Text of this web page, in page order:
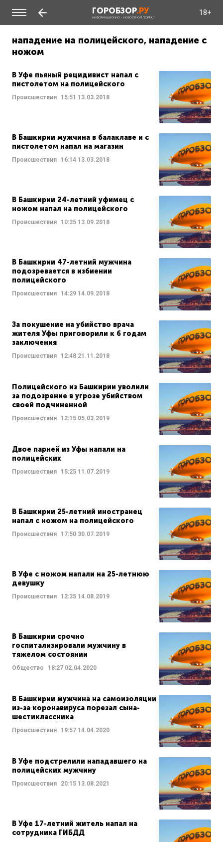
ГОРОБЗОР.РУ
ИНФОРМАЦИОННО - НОВОСТНОЙ ПОРТАЛ
18+
нападение на полицейского, нападение с
ножом
В Уфе пьяный рецидивист напал с
пистолетом на полицейского
Происшествия 15:51 13.03.2018
В Башкирии мужчина в балаклаве и с
пистолетом напал на магазин
Происшествия 16:14 13.03.2018
В Башкирии 24-летний уфимец с
ножом напал на полицейского
Происшествия 10:35 13.09.2018
В Башкирии 47-летний мужчина
подозревается в избиении
полицейского
Происшествия 14:29 14.09.2018
За покушение на убийство врача
жителя Уфы приговорили к 6 годам
заключения
Происшествия 12:48 21.11.2018
Полицейского из Башкирии уволили
за подозрение в угрозе убийством
своей подчиненной
Происшествия 12:15 05.03.2019
Двое парней из Уфы напали на
полицейских
Происшествия 15:25 11.07.2019
В Башкирии 25-летний иностранец
напал с ножом на полицейского
Происшествия 17:50 30.07.2019
В Уфе с ножом напали на 25-летнюю
девушку
Происшествия 12:35 14.08.2019
В Башкирии срочно
госпитализировали мужчину в
тяжелом состоянии
Общество 18:27 02.04.2020
В Башкирии мужчина на самоизоляции
из-за коронавируса порезал сына-
шестиклассника
Происшествия 19:57 14.04.2020
В Уфе подстрелили нападавшего на
полицейских мужчину
Происшествия 20:15 13.08.2021
В Уфе 17-летний житель напал на
сотрудника ГИБДД